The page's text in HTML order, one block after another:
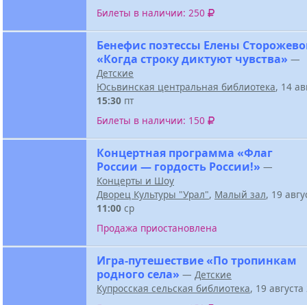
Билеты в наличии: 250
Бенефис поэтессы Елены
«Когда строку диктуют чувства» —
Детские
Юсьвинская центральная библиотека, 14
15:30 пт
Билеты в наличии: 150
Концертная программа «Флаг
России — гордость России!» —
Концерты и Шоу
Дворец Культуры "Урал", Малый зал, 19
11:00 ср
Продажа приостановлена
Игра-путешествие «По тропинкам
родного села» — Детские
Купросская сельская библиотека, 19